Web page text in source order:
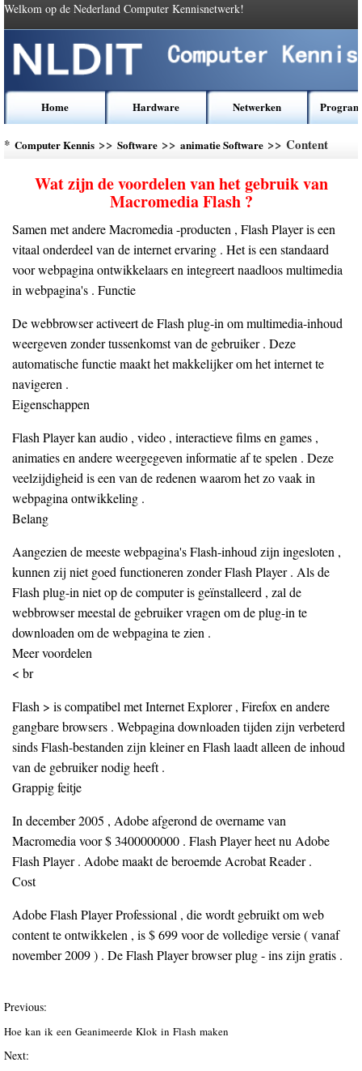
Welkom op de Nederland Computer Kennisnetwerk!
Home Hardware Netwerken
* Computer Kennis >> Software >> animatie Software >> Content
Wat zijn de voordelen van het gebruik van
Macromedia Flash ?
Samen met andere Macromedia -producten , Flash Player is een
vitaal onderdeel van de internet ervaring . Het is een standaard
voor webpagina ontwikkelaars en integreert naadloos multimedia
in webpagina's . Functie
De webbrowser activeert de Flash plug-in om multimedia-inhoud
weergeven zonder tussenkomst van de gebruiker . Deze
automatische functie maakt het makkelijker om het internet te
navigeren .
Eigenschappen
Flash Player kan audio , video , interactieve films en games ,
animaties en andere weergegeven informatie af te spelen . Deze
veelzijdigheid is een van de redenen waarom het zo vaak in
webpagina ontwikkeling .
Belang
Aangezien de meeste webpagina's Flash-inhoud zijn ingesloten ,
kunnen zij niet goed functioneren zonder Flash Player . Als de
Flash plug-in niet op de computer is geïnstalleerd , zal de
webbrowser meestal de gebruiker vragen om de plug-in te
downloaden om de webpagina te zien .
Meer voordelen
< br
Flash > is compatibel met Internet Explorer , Firefox en andere
gangbare browsers . Webpagina downloaden tijden zijn verbeterd
sinds Flash-bestanden zijn kleiner en Flash laadt alleen de inhoud
van de gebruiker nodig heeft .
Grappig feitje
In december 2005 , Adobe afgerond de overname van
Macromedia voor $ 3400000000 . Flash Player heet nu Adobe
Flash Player . Adobe maakt de beroemde Acrobat Reader .
Cost
Adobe Flash Player Professional , die wordt gebruikt om web
content te ontwikkelen , is $ 699 voor de volledige versie ( vanaf
november 2009 ) . De Flash Player browser plug - ins zijn gratis .
Previous:
Hoe kan ik een Geanimeerde Klok in Flash maken
Next: